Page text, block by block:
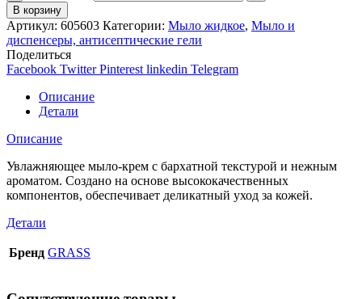
В корзину
Артикул: 605603 Категории: Мыло жидкое, Мыло и
диспенсеры, антисептические гели
Поделиться
Facebook Twitter Pinterest linkedin Telegram
Описание
Детали
Описание
Увлажняющее мыло-крем с бархатной текстурой и нежным
ароматом. Создано на основе высококачественных
компонентов, обеспечивает деликатный уход за кожей.
Детали
Бренд GRASS